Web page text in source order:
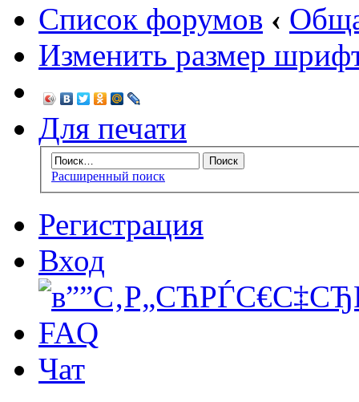
Список форумов ‹
Изменить размер
Для печати
Расширенный поиск
Регистрация
Вход
FAQ
Чат